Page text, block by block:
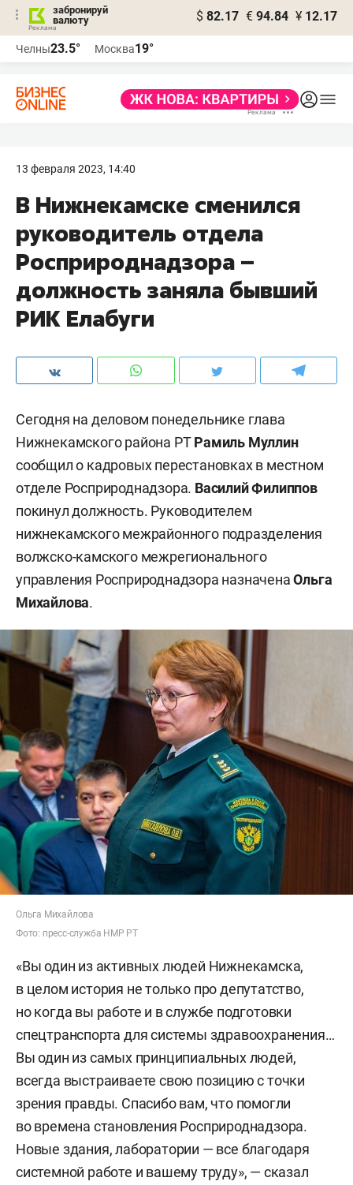
забронируй
валюту
$ 82.17 € 94.84 ¥ 12.17
Челны23.5° Москва19°
13 февраля 2023, 14:40
В Нижнекамске сменился
руководитель отдела
Росприроднадзора –
должность заняла бывший
РИК Елабуги
Сегодня на деловом понедельнике глава
Нижнекамского района РТРамиль Муллин
сообщил о кадровых перестановках в местном
отделе Росприроднадзора. Василий Филиппов
покинул должность. Руководителем
нижнекамского межрайонного подразделения
волжско-камского межрегионального
управления Росприроднадзора назначенаОльга
Михайлова.
Ольга Михайлова
Фото: пресс-служба НМР РТ
«Вы один из активных людей Нижнекамска,
в целом история не только про депутатство,
но когда вы работе и в службе подготовки
спецтранспорта для системы здравоохранения…
Вы один из самых принципиальных людей,
всегда выстраиваете свою позицию с точки
зрения правды. Спасибо вам, что помогли
во времена становления Росприроднадзора.
Новые здания, лаборатории — все благодаря
системной работе и вашему труду», — сказал